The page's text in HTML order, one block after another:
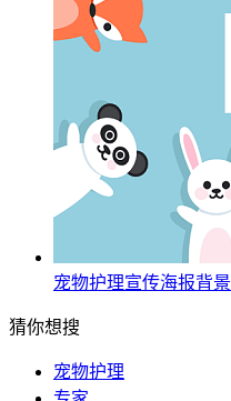
宠物护理宣传海报背景
猜你想搜
宠物护理